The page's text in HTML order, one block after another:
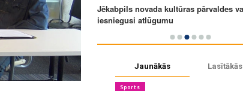
Jaunākās Lasītākās
Sports